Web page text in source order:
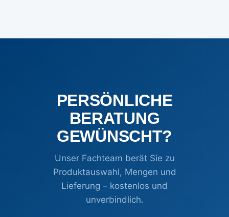
PERSÖNLICHE
BERATUNG
GEWÜNSCHT?
Unser Fachteam berät Sie zu
Produktauswahl, Mengen und
Lieferung – kostenlos und
unverbindlich.